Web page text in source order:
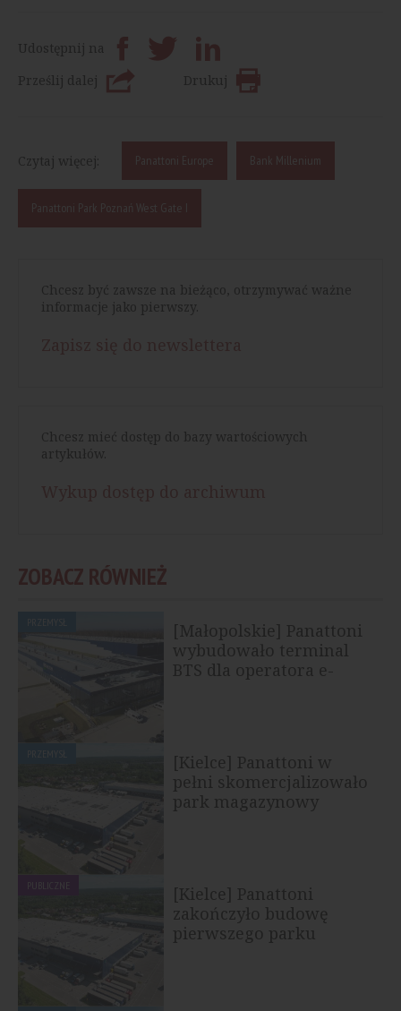
Udostępnij na
Prześlij dalej
Drukuj
Czytaj więcej: Panattoni Europe Bank Millenium
Panattoni Park Poznań West Gate I
Chcesz być zawsze na bieżąco, otrzymywać ważne
informacje jako pierwszy.
Chcesz mieć dostęp do bazy wartościowych
artykułów.
ZOBACZ RÓWNIEŻ
[Małopolskie] Panattoni
wybudowało terminal
BTS dla operatora e-
[Kielce] Panattoni w
pełni skomercjalizowało
park magazynowy
PUBLICZNE
[Kielce] Panattoni
zakończyło budowę
pierwszego parku